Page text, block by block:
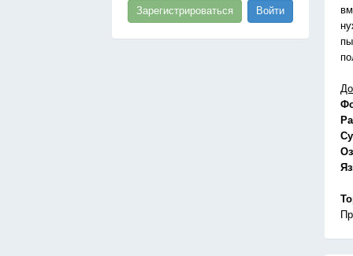
Зарегистрироваться Войти